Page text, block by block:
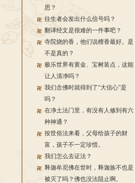
思？
往生者会发出什么信号吗？
翻译经文是很难的一件事吧？
寺院烧的香，他们说檀香最好。是
不是真的？
极乐世界有黄金、宝树装点，这能
让人清净吗？
我们念佛时就得到了“大信心”是
吗？
在净土法门里，有没有人修到有六
种神通？
按世俗法来看，父母给孩子的财
富，孩子不一定珍惜。
我们怎么去证法？
释迦牟尼佛在世时，释迦族不也是
被灭了吗？佛也没法阻止啊。